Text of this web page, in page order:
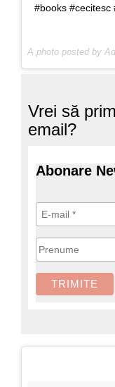
#books #cecitesc
Vrei să
email?
Abonare